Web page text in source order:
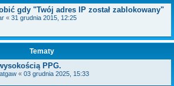
gdy "Twój adres IP został zablokowany"
« 31 grudnia 2015, 12:25
Tematy
PPG.
« 03 grudnia 2025, 15:33